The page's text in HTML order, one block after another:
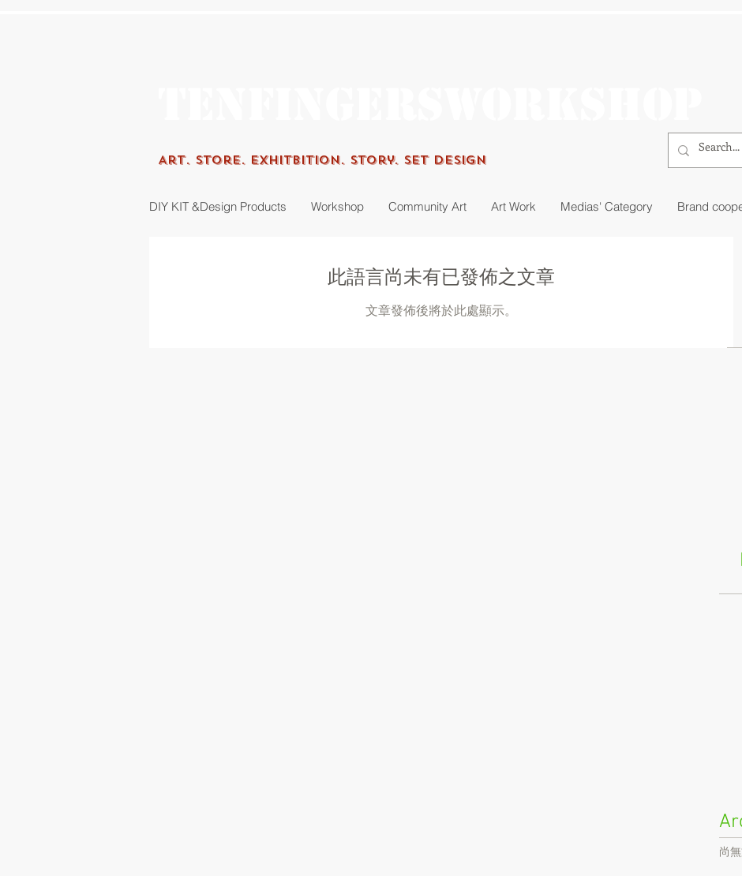
Art. Store. Exhitbition. Story. Set Design
DIY KIT &Design Products Workshop Community Art Art Work Medias' Category Brand
此語言尚未有已發佈之文章
文章發佈後將於此處顯示。
尚無